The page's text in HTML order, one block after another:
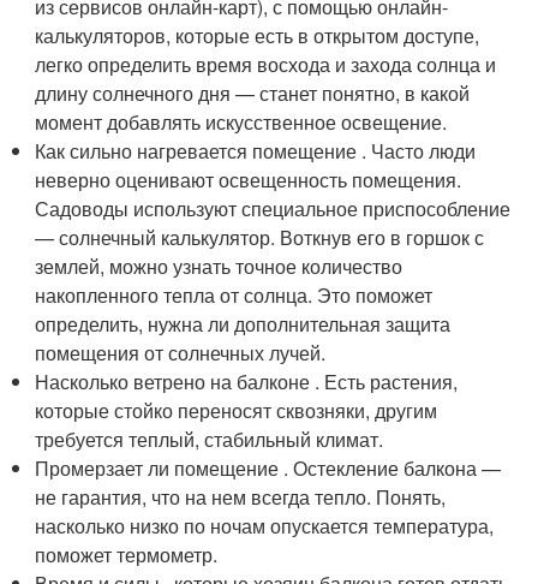
из сервисов онлайн-карт), с помощью онлайн-
калькуляторов, которые есть в открытом доступе,
легко определить время восхода и захода солнца и
длину солнечного дня — станет понятно, в какой
момент добавлять искусственное освещение.
Как сильно нагревается помещение . Часто люди
неверно оценивают освещенность помещения.
Садоводы используют специальное приспособление
— солнечный калькулятор. Воткнув его в горшок с
землей, можно узнать точное количество
накопленного тепла от солнца. Это поможет
определить, нужна ли дополнительная защита
помещения от солнечных лучей.
Насколько ветрено на балконе . Есть растения,
которые стойко переносят сквозняки, другим
требуется теплый, стабильный климат.
Промерзает ли помещение . Остекление балкона —
не гарантия, что на нем всегда тепло. Понять,
насколько низко по ночам опускается температура,
поможет термометр.